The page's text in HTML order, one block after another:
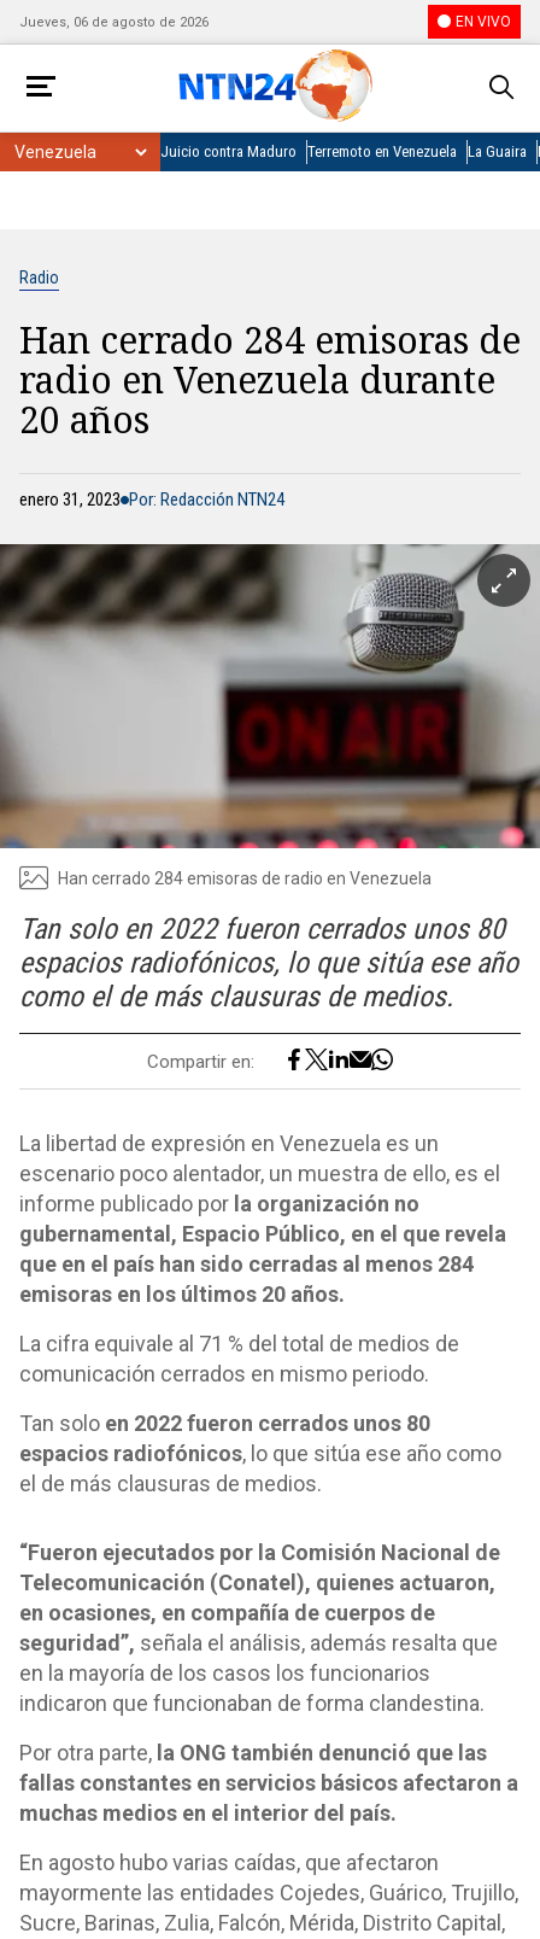
Jueves, 06 de agosto de 2026 EN VIVO
Juicio contra Maduro Terremoto en Venezuela La Guaira
Radio
Han cerrado 284 emisoras de
radio en Venezuela durante
20 años
enero 31, 2023 Por: Redacción NTN24
Han cerrado 284 emisoras de radio en Venezuela
Tan solo en 2022 fueron cerrados unos 80
espacios radiofónicos, lo que sitúa ese año
como el de más clausuras de medios.
Compartir en:
La libertad de expresión en Venezuela es un
escenario poco alentador, un muestra de ello, es el
informe publicado por la organización no
gubernamental, Espacio Público, en el que revela
que en el país han sido cerradas al menos 284
emisoras en los últimos 20 años.
La cifra equivale al 71 % del total de medios de
comunicación cerrados en mismo periodo.
Tan solo en 2022 fueron cerrados unos 80
espacios radiofónicos, lo que sitúa ese año como
el de más clausuras de medios.
“Fueron ejecutados por la Comisión Nacional de
Telecomunicación (Conatel), quienes actuaron,
en ocasiones, en compañía de cuerpos de
seguridad”, señala el análisis, además resalta que
en la mayoría de los casos los funcionarios
indicaron que funcionaban de forma clandestina.
Por otra parte, la ONG también denunció que las
fallas constantes en servicios básicos afectaron a
muchas medios en el interior del país.
En agosto hubo varias caídas, que afectaron
mayormente las entidades Cojedes, Guárico, Trujillo,
Sucre, Barinas, Zulia, Falcón, Mérida, Distrito Capital,